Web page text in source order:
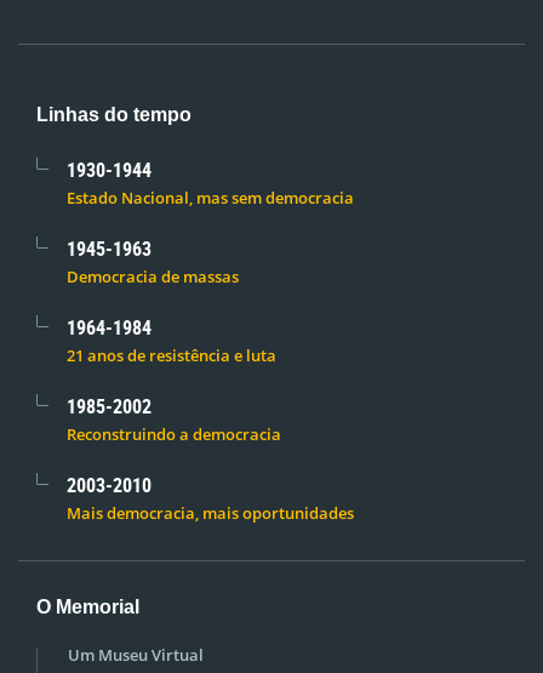
Linhas do tempo
1930-1944
Estado Nacional, mas sem democracia
1945-1963
Democracia de massas
1964-1984
21 anos de resistência e luta
1985-2002
Reconstruindo a democracia
2003-2010
Mais democracia, mais oportunidades
O Memorial
Um Museu Virtual